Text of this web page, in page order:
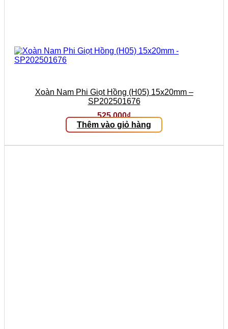
Xoàn Nam Phi Giọt Hồng (H05) 15x20mm –
SP202501676
525.000₫
Thêm vào giỏ hàng